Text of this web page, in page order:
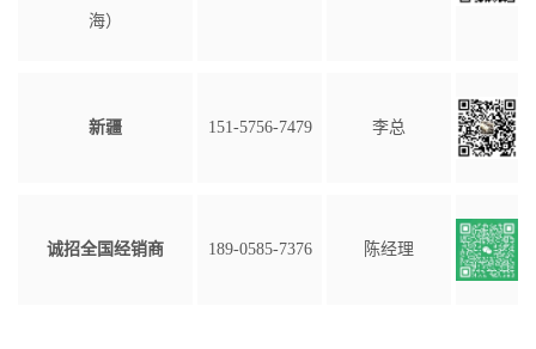
海）
新疆 151-5756-7479 李总
诚招全国经销商 189-0585-7376 陈经理